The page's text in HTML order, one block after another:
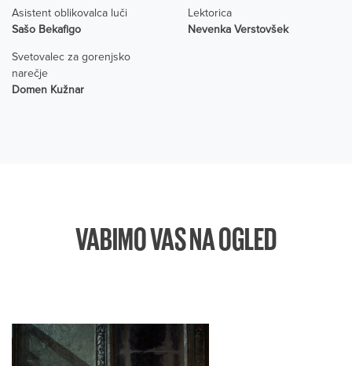
Asistent oblikovalca luči
Sašo Bekafigo
Lektorica
Nevenka Verstovšek
Svetovalec za gorenjsko
narečje
Domen Kužnar
VABIMO VAS NA OGLED